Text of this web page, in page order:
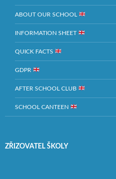
ABOUT OUR SCHOOL
INFORMATION SHEET
QUICK FACTS
GDPR
AFTER SCHOOL CLUB
SCHOOL CANTEEN
ZŘIZOVATEL ŠKOLY